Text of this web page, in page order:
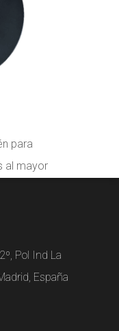
para
al mayor
Pol Ind La
España